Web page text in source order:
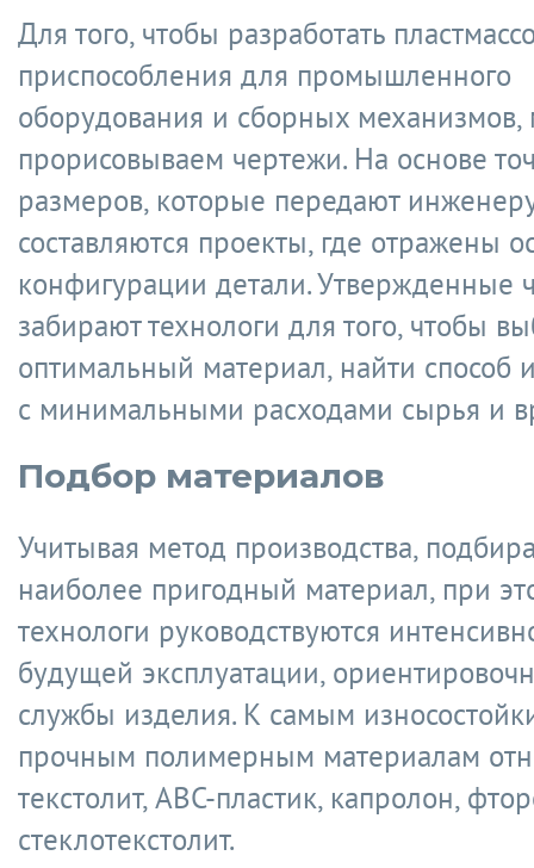
Для того, чтобы разработать
приспособления для промышленного
оборудования и сборных
прорисовываем чертежи. На основе
размеров, которые передают
составляются проекты, где отражены
конфигурации детали. Утвержденные
забирают технологи для того, чтобы
оптимальный материал, найти способ
с минимальными расходами сырья и
Подбор материалов
Учитывая метод производства,
наиболее пригодный материал, при
технологи руководствуются
будущей эксплуатации,
службы изделия. К самым
прочным полимерным материалам
текстолит, ABC-пластик, капролон,
стеклотекстолит.